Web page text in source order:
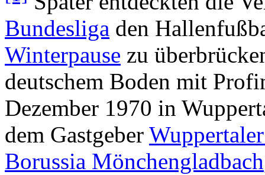
Bundesliga den
Winterpause zu
deutschem Boden mit
Dezember 1970 in
dem Gastgeber
Borussia Mönchengladbach